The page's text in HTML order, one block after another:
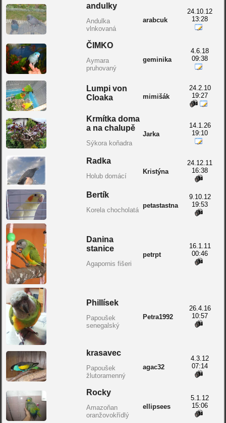
andulky
Andulka
vlnkovaná
arabcuk
24.10.12
13:28
ČIMKO
Aymara
pruhovaný
geminika
4.6.18
09:38
Lumpi von
Cloaka
mimišák
24.2.10
19:27
Krmítka doma
a na chalupě
Sýkora koňadra
Jarka
14.1.26
19:10
Radka
Holub domácí
Kristýna
24.12.11
16:38
Bertík
Korela chocholatá
petastastna
9.10.12
19:53
Danina
stanice
Agapornis fišeri
petrpt
16.1.11
00:46
Phillísek
Papoušek
senegalský
Petra1992
26.4.16
10:57
krasavec
Papoušek
žlutoramenný
agac32
4.3.12
07:14
Rocky
Amazoňan
oranžovokřídlý
ellipsees
5.1.12
15:06